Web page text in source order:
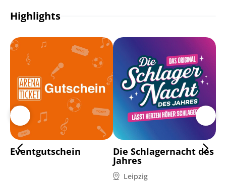
Highlights
Eventgutschein Die Schlagernacht des
Jahres
Leipzig